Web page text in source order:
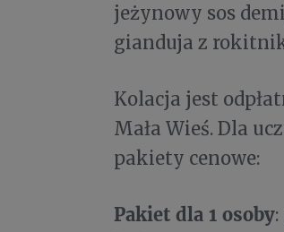
jeżynowy sos
gianduja z
Kolacja jest
Mała Wieś. Dla
pakiety cenowe:
Pakiet dla 1 osoby